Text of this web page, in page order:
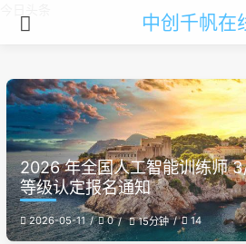
中创千帆在
2026 年全国人工智能训练师
等级认定报名通知
2026-05-11 0 15分钟 14